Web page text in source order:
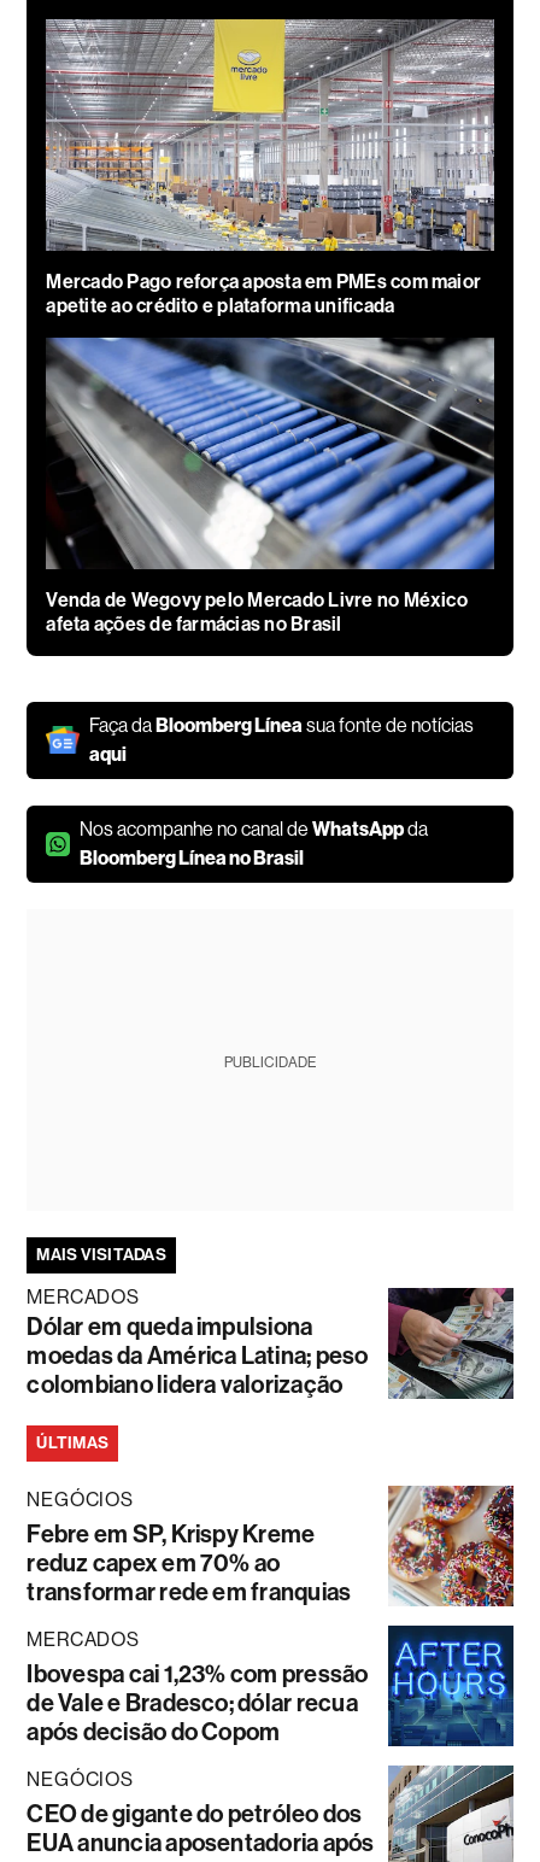
Mercado Pago reforça aposta em PMEs com maior
apetite ao crédito e plataforma unificada
Venda de Wegovy pelo Mercado Livre no México
afeta ações de farmácias no Brasil
Faça daBloomberg Línea sua fonte de notícias
aqui
Nos acompanhe no canal deWhatsAppda
Bloomberg Línea no Brasil
PUBLICIDADE
MAIS VISITADAS
MERCADOS
Dólar em queda impulsiona
moedas da América Latina; peso
colombiano lidera valorização
ÚLTIMAS
NEGÓCIOS
Febre em SP, Krispy Kreme
reduz capex em 70% ao
transformar rede em franquias
MERCADOS
Ibovespa cai 1,23% com pressão
de Vale e Bradesco; dólar recua
após decisão do Copom
NEGÓCIOS
CEO de gigante do petróleo dos
EUA anuncia aposentadoria após